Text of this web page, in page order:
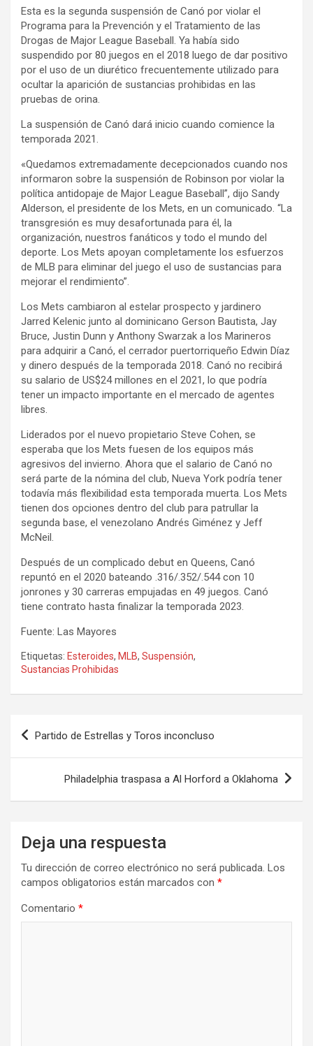
Esta es la segunda suspensión de Canó por violar el
Programa para la Prevención y el Tratamiento de las
Drogas de Major League Baseball. Ya había sido
suspendido por 80 juegos en el 2018 luego de dar positivo
por el uso de un diurético frecuentemente utilizado para
ocultar la aparición de sustancias prohibidas en las
pruebas de orina.
La suspensión de Canó dará inicio cuando comience la
temporada 2021.
«Quedamos extremadamente decepcionados cuando nos
informaron sobre la suspensión de Robinson por violar la
política antidopaje de Major League Baseball”, dijo Sandy
Alderson, el presidente de los Mets, en un comunicado. “La
transgresión es muy desafortunada para él, la
organización, nuestros fanáticos y todo el mundo del
deporte. Los Mets apoyan completamente los esfuerzos
de MLB para eliminar del juego el uso de sustancias para
mejorar el rendimiento”.
Los Mets cambiaron al estelar prospecto y jardinero
Jarred Kelenic junto al dominicano Gerson Bautista, Jay
Bruce, Justin Dunn y Anthony Swarzak a los Marineros
para adquirir a Canó, el cerrador puertorriqueño Edwin Díaz
y dinero después de la temporada 2018. Canó no recibirá
su salario de US$24 millones en el 2021, lo que podría
tener un impacto importante en el mercado de agentes
libres.
Liderados por el nuevo propietario Steve Cohen, se
esperaba que los Mets fuesen de los equipos más
agresivos del invierno. Ahora que el salario de Canó no
será parte de la nómina del club, Nueva York podría tener
todavía más flexibilidad esta temporada muerta. Los Mets
tienen dos opciones dentro del club para patrullar la
segunda base, el venezolano Andrés Giménez y Jeff
McNeil.
Después de un complicado debut en Queens, Canó
repuntó en el 2020 bateando .316/.352/.544 con 10
jonrones y 30 carreras empujadas en 49 juegos. Canó
tiene contrato hasta finalizar la temporada 2023.
Fuente: Las Mayores
Etiquetas: Esteroides, MLB, Suspensión,
Sustancias Prohibidas
Navegación
Partido de Estrellas y Toros inconcluso
Philadelphia traspasa a Al Horford a Oklahoma
Deja una respuesta
Tu dirección de correo electrónico no será publicada. Los
campos obligatorios están marcados con *
Comentario *